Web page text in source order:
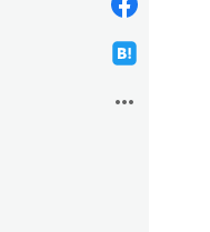
more_horiz